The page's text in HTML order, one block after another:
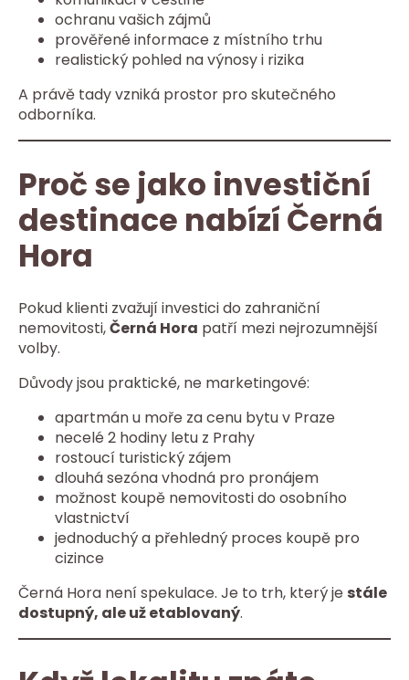
ochranu vašich zájmů
prověřené informace z místního trhu
realistický pohled na výnosy i rizika
A právě tady vzniká prostor pro skutečného
odborníka.
Proč se jako investiční
destinace nabízí Černá
Hora
Pokud klienti zvažují investici do zahraniční
nemovitosti,Černá Hora patří mezi nejrozumnější
volby.
Důvody jsou praktické, ne marketingové:
apartmán u moře za cenu bytu v Praze
necelé 2 hodiny letu z Prahy
rostoucí turistický zájem
dlouhá sezóna vhodná pro pronájem
možnost koupě nemovitosti do osobního
vlastnictví
jednoduchý a přehledný proces koupě pro
cizince
Černá Hora není spekulace. Je to trh, který je stále
dostupný, ale už etablovaný.